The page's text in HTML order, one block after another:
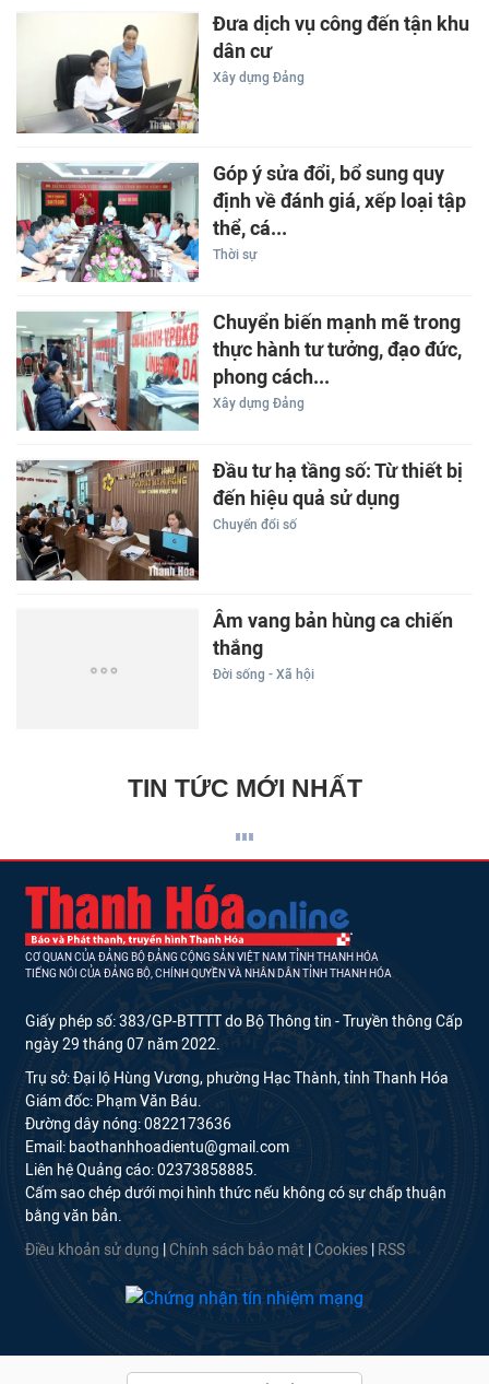
Đưa dịch vụ công đến tận khu
dân cư
Xây dựng Đảng
Góp ý sửa đổi, bổ sung quy
định về đánh giá, xếp loại tập
thể, cá...
Thời sự
Chuyển biến mạnh mẽ trong
thực hành tư tưởng, đạo đức,
phong cách...
Xây dựng Đảng
Đầu tư hạ tầng số: Từ thiết bị
đến hiệu quả sử dụng
Chuyển đổi số
Âm vang bản hùng ca chiến
thắng
Đời sống - Xã hội
TIN TỨC MỚI NHẤT
CƠ QUAN CỦA ĐẢNG BỘ ĐẢNG CỘNG SẢN VIỆT NAM TỈNH THANH HÓA
TIẾNG NÓI CỦA ĐẢNG BỘ, CHÍNH QUYỀN VÀ NHÂN DÂN TỈNH THANH HÓA
Giấy phép số: 383/GP-BTTTT do Bộ Thông tin - Truyền thông Cấp
ngày 29 tháng 07 năm 2022.
Trụ sở: Đại lộ Hùng Vương, phường Hạc Thành, tỉnh Thanh Hóa
Giám đốc: Phạm Văn Báu.
Đường dây nóng: 0822173636
Email: baothanhhoadientu@gmail.com
Liên hệ Quảng cáo: 02373858885.
Cấm sao chép dưới mọi hình thức nếu không có sự chấp thuận
bằng văn bản.
Điều khoản sử dụng Chính sách bảo mật Cookies RSS